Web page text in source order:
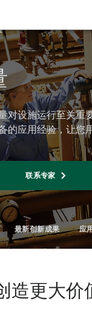
对设施运行至关重
的应用经验，让您
联系专家
最新创新成果​ 应
造更大价